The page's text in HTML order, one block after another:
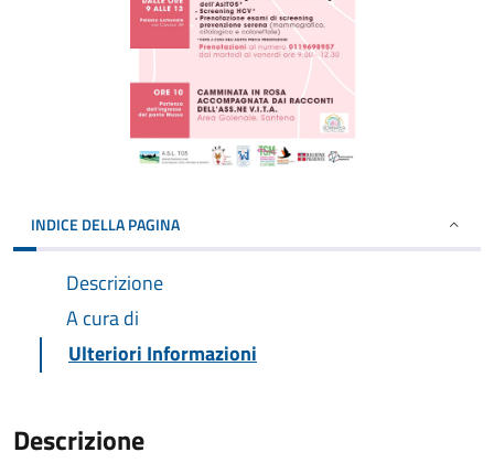
INDICE DELLA PAGINA
Descrizione
A cura di
Ulteriori Informazioni
Descrizione